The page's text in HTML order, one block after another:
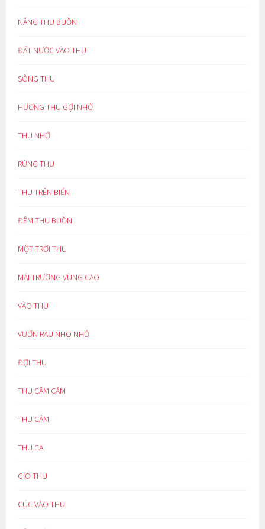
NẮNG THU BUỒN
ĐẤT NƯỚC VÀO THU
SÔNG THU
HƯƠNG THU GỢI NHỚ
THU NHỚ
RỪNG THU
THU TRÊN BIỂN
ĐÊM THU BUỒN
MỘT TRỜI THU
MÁI TRƯỜNG VÙNG CAO
VÀO THU
VƯỜN RAU NHO NHỎ
ĐỢI THU
THU CĂM CĂM
THU CẢM
THU CA
GIÓ THU
CÚC VÀO THU